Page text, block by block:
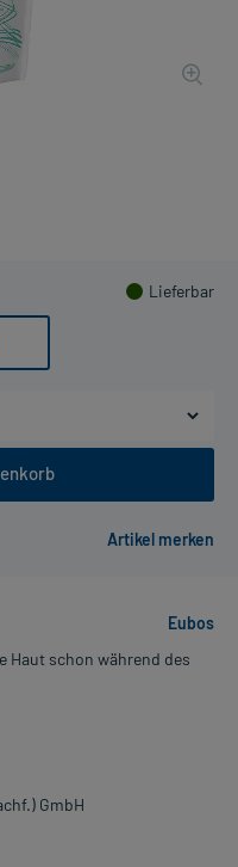
Lieferbar
Eubos
Haut schon während des
GmbH